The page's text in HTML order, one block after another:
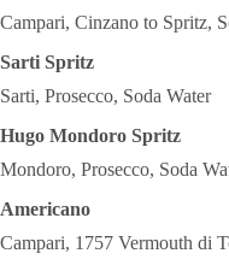
Campari, Cinzano to Spritz,
Sarti Spritz
Sarti, Prosecco, Soda Water
Hugo Mondoro Spritz
Mondoro, Prosecco, Soda
Americano
Campari, 1757 Vermouth di